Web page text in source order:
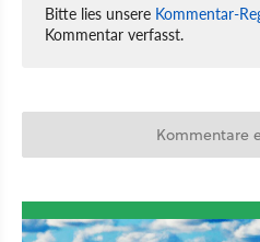
Bitte lies unsere Kommentar-
Kommentar verfasst.
Kommentare